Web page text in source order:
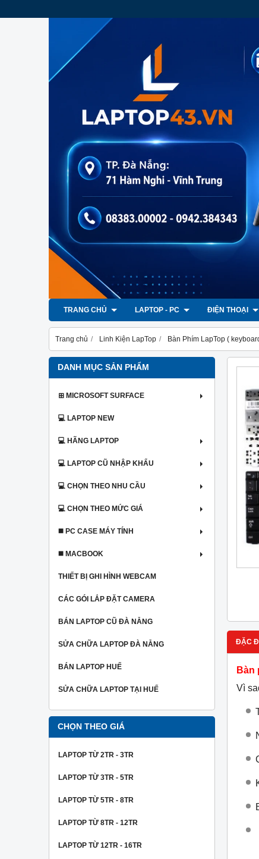
TRANG CHỦ LAPTOP - PC ĐIỆN THOẠI
Trang chủ Linh Kiện LapTop Bàn Phím LapTop (
DANH MỤC SẢN PHẨM
⊞ MICROSOFT SURFACE
💻 LAPTOP NEW
💻 HÃNG LAPTOP
💻 LAPTOP CŨ NHẬP KHẨU
💻 CHỌN THEO NHU CẦU
💻 CHỌN THEO MỨC GIÁ
◼️ PC CASE MÁY TÍNH
◼️ MACBOOK
THIẾT BỊ GHI HÌNH WEBCAM
CÁC GÓI LẮP ĐẶT CAMERA
BÁN LAPTOP CŨ ĐÀ NẴNG
SỬA CHỮA LAPTOP ĐÀ NẴNG
BÁN LAPTOP HUẾ
SỬA CHỮA LAPTOP TẠI HUẾ
CHỌN THEO GIÁ
LAPTOP TỪ 2TR - 3TR
LAPTOP TỪ 3TR - 5TR
LAPTOP TỪ 5TR - 8TR
LAPTOP TỪ 8TR - 12TR
LAPTOP TỪ 12TR - 16TR
ĐẶC
Bàn
Vì